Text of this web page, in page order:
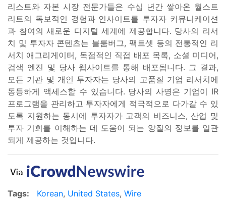
리스트와 자본 시장 전문가들은 수십 년간 쌓아온 월스트
리트의 독보적인 경험과 인사이트를 투자자 커뮤니케이션
과 참여의 새로운 디지털 세계에 제공합니다. 당사의 리서
치 및 투자자 콘텐츠는 블룸버그, 팩트셋 등의 전통적인 리
서치 애그리게이터, 독점적인 직접 배포 목록, 소셜 미디어,
검색 엔진 및 당사 웹사이트를 통해 배포됩니다. 그 결과,
모든 기관 및 개인 투자자는 당사의 고품질 기업 리서치에
동등하게 액세스할 수 있습니다. 당사의 사명은 기업이 IR
프로그램을 관리하고 투자자에게 적극적으로 다가갈 수 있
도록 지원하는 동시에 투자자가 고객의 비즈니스, 산업 및
투자 기회를 이해하는 데 도움이 되는 양질의 정보를 일관
되게 제공하는 것입니다.
Tags: Korean, United States, Wire